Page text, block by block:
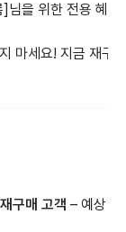
을 위한 전용 혜택
마세요! 지금 재구
구매 고객 – 예상